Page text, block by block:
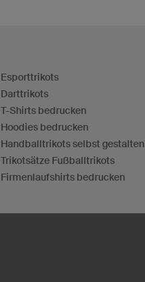
Esporttrikots
Darttrikots
T-Shirts bedrucken
Hoodies bedrucken
Handballtrikots selbst gestalten
Trikotsätze Fußballtrikots
Firmenlaufshirts bedrucken